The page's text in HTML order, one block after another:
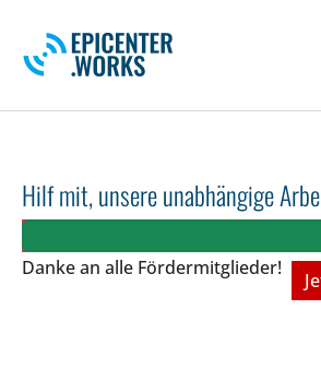
Hilf mit, unsere unabhängige
Danke an alle Fördermitglieder!